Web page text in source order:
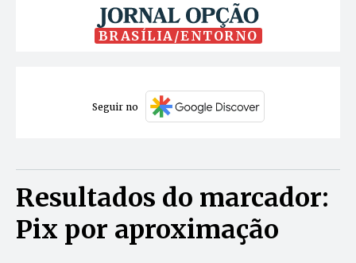
BRASÍLIA/ENTORNO
Seguir no
Resultados do marcador:
Pix por aproximação